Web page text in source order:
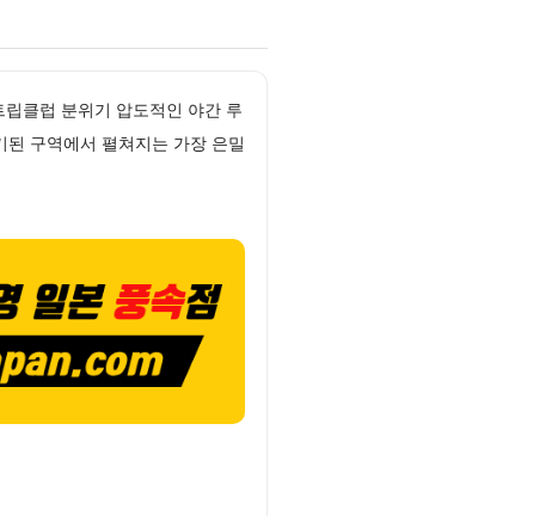
클럽 분위기 압도적인 야간 루
구역에서 펼쳐지는 가장 은밀